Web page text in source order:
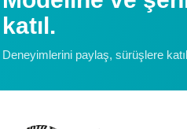
katıl.
Deneyimlerini paylaş, sürüşlere